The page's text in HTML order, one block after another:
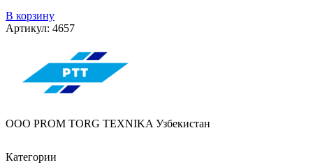
В корзину
Артикул: 4657
OOO PROM TORG TEXNIKA Узбекистан
Категории